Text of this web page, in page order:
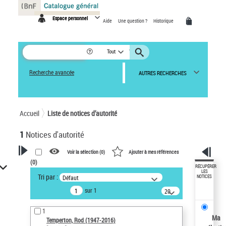
Espace personnel Aide Une question ? Historique
Tout
Recherche avancée AUTRES RECHERCHES
Accueil Liste de notices d’autorité
1 Notices d'autorité
VOTRE RECHERCHE
Recherche avancée dans les
notices d’autorité
Œuvres liées à l'auteur :
Temperton, Rod (1947-2016)
Voir la sélection (0) Ajouter à mes références
(0)
Tri par : Défaut
sur 1
20
résultats/page
1
Temperton, Rod (1947-2016)
RÉCUPÉRER
LES
NOTICES
Ma
Panneau de gestion des cookies